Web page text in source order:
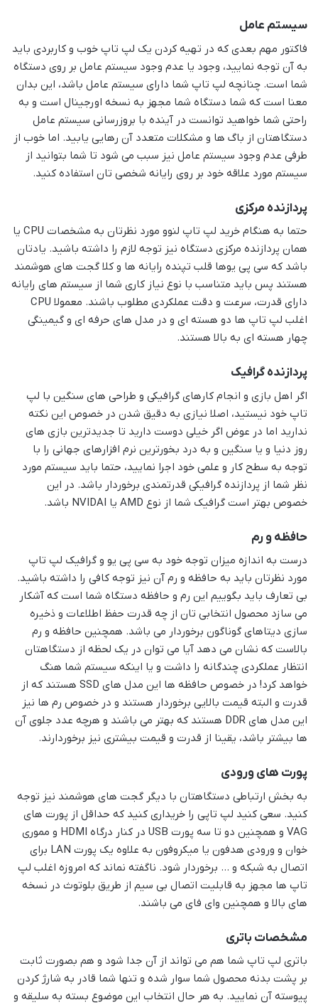
سیستم عامل
فاکتور مهم بعدی که در تهیه کردن یک لپ تاپ خوب و کاربردی باید
به آن توجه نمایید، وجود یا عدم وجود سیستم عامل بر روی دستگاه
شما است. چنانچه لپ تاپ شما دارای سیستم عامل باشد، این بدان
معنا است که شما دستگاه شما مجهز به نسخه اورجینال است و به
راحتی شما خواهید توانست در آینده با بروزرسانی سیستم عامل
دستگاهتان از باگ ها و مشکلات متعدد آن رهایی یابید. اما خوب از
طرفی عدم وجود سیستم عامل نیز سبب می شود تا شما بتوانید از
سیستم مورد علاقه خود بر روی رایانه شخصی تان استفاده کنید.
پردازنده مرکزی
حتما به هنگام خرید لپ تاپ لنوو مورد نظرتان به مشخصات CPU یا
همان پردازنده مرکزی دستگاه نیز توجه لازم را داشته باشید. یادتان
باشد که سی پی یوها قلب تپنده رایانه ها و کلا گجت های هوشمند
هستند پس باید متناسب با نوع نیاز کاری شما از سیستم های رایانه
دارای قدرت، سرعت و دقت عملکردی مطلوب باشند. معمولا CPU
اغلب لپ تاپ ها دو هسته ای و در مدل های حرفه ای و گیمینگی
چهار هسته ای به بالا هستند.
پردازنده گرافیک
اگر اهل بازی و انجام کارهای گرافیکی و طراحی های سنگین با لپ
تاپ خود نیستید، اصلا نیازی به دقیق شدن در خصوص این نکته
ندارید اما در عوض اگر خیلی دوست دارید تا جدیدترین بازی های
روز دنیا و یا سنگین و به درد بخورترین نرم افزارهای جهانی را با
توجه به سطح کار و علمی خود اجرا نمایید، حتما باید سیستم مورد
نظر شما از پردازنده گرافیکی قدرتمندی برخوردار باشد. در این
خصوص بهتر است گرافیک شما از نوع AMD یا NVIDAI باشد.
حافظه و رم
درست به اندازه میزان توجه خود به سی پی یو و گرافیک لپ تاپ
مورد نظرتان باید به حافظه و رم آن نیز توجه کافی را داشته باشید.
بی تعارف باید بگوییم این رم و حافظه دستگاه شما است که آشکار
می سازد محصول انتخابی تان از چه قدرت حفظ اطلاعات و ذخیره
سازی دیتاهای گوناگون برخوردار می باشد. همچنین حافظه و رم
بالاست که نشان می دهد آیا می توان در یک لحظه از دستگاهتان
انتظار عملکردی چندگانه را داشت و یا اینکه سیستم شما هنگ
خواهد کرد! در خصوص حافظه ها این مدل های SSD هستند که از
قدرت و البته قیمت بالایی برخوردار هستند و در خصوص رم ها نیز
این مدل های DDR هستند که بهتر می باشند و هرچه عدد جلوی آن
ها بیشتر باشد، یقینا از قدرت و قیمت بیشتری نیز برخوردارند.
پورت های ورودی
به بخش ارتباطی دستگاهتان با دیگر گجت های هوشمند نیز توجه
کنید. سعی کنید لپ تاپی را خریداری کنید که حداقل از پورت های
VAG و همچنین دو تا سه پورت USB در کنار درگاه HDMI و مموری
خوان و ورودی هدفون یا میکروفون به علاوه یک پورت LAN برای
اتصال به شبکه و … برخوردار شود. ناگفته نماند که امروزه اغلب لپ
تاپ ها مجهز به قابلیت اتصال بی سیم از طریق بلوتوث در نسخه
های بالا و همچنین وای فای می باشند.
مشخصات باتری
باتری لپ تاپ شما هم می تواند از آن جدا شود و هم بصورت ثابت
بر پشت بدنه محصول شما سوار شده و تنها شما قادر به شارژ کردن
پیوسته آن نمایید. به هر حال انتخاب این موضوع بسته به سلیقه و